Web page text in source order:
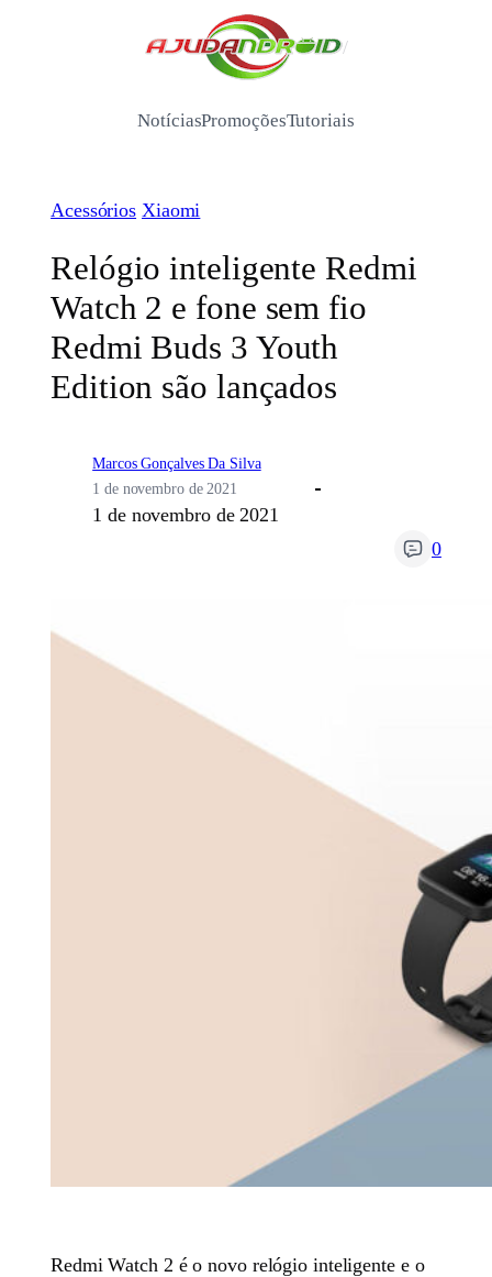
/
NotíciasPromoçõesTutoriais
Acessórios Xiaomi
Relógio inteligente Redmi
Watch 2 e fone sem fio
Redmi Buds 3 Youth
Edition são lançados
Marcos Gonçalves Da Silva
1 de novembro de 2021
1 de novembro de 2021
0
Redmi Watch 2 é o novo relógio inteligente e o